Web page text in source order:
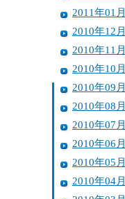
2011年01月
2010年12月
2010年11月
2010年10月
2010年09月
2010年08月
2010年07月
2010年06月
2010年05月
2010年04月